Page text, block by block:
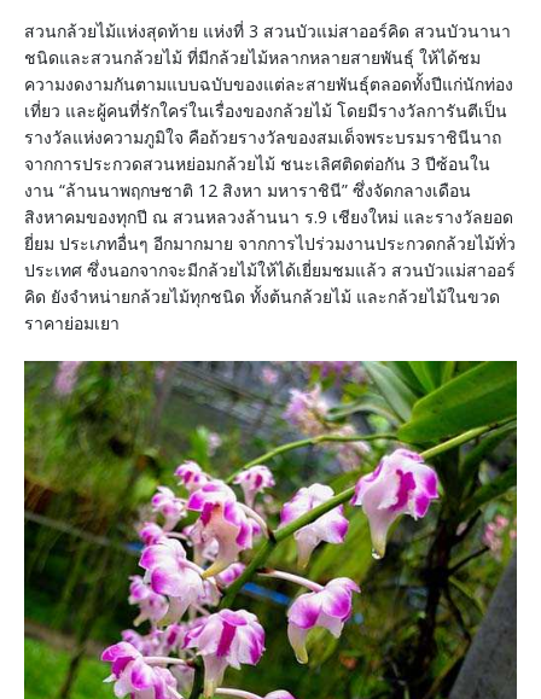
สวนกล้วยไม้แห่งสุดท้าย แห่งที่ 3 สวนบัวแม่สาออร์คิด สวนบัวนานา
ชนิดและสวนกล้วยไม้ ที่มีกล้วยไม้หลากหลายสายพันธุ์ ให้ได้ชม
ความงดงามกันตามแบบฉบับของแต่ละสายพันธุ์ตลอดทั้งปีแก่นักท่อง
เที่ยว และผู้คนที่รักใคร่ในเรื่องของกล้วยไม้ โดยมีรางวัลการันตีเป็น
รางวัลแห่งความภูมิใจ คือถ้วยรางวัลของสมเด็จพระบรมราชินีนาถ
จากการประกวดสวนหย่อมกล้วยไม้ ชนะเลิศติดต่อกัน 3 ปีซ้อนใน
งาน “ล้านนาพฤกษชาติ 12 สิงหา มหาราชินี” ซึ่งจัดกลางเดือน
สิงหาคมของทุกปี ณ สวนหลวงล้านนา ร.9 เชียงใหม่ และรางวัลยอด
ยี่ยม ประเภทอื่นๆ อีกมากมาย จากการไปร่วมงานประกวดกล้วยไม้ทั่ว
ประเทศ ซึ่งนอกจากจะมีกล้วยไม้ให้ได้เยี่ยมชมแล้ว สวนบัวแม่สาออร์
คิด ยังจำหน่ายกล้วยไม้ทุกชนิด ทั้งต้นกล้วยไม้ และกล้วยไม้ในขวด
ราคาย่อมเยา